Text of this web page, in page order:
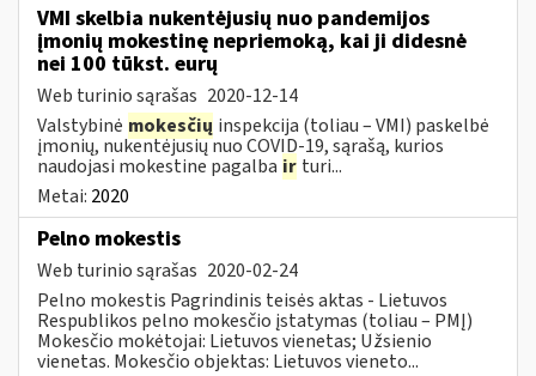
VMI skelbia nukentėjusių nuo pandemijos
įmonių mokestinę nepriemoką, kai ji didesnė
nei 100 tūkst. eurų
Web turinio sąrašas 2020-12-14
Valstybinė mokesčių inspekcija (toliau – VMI) paskelbė
įmonių, nukentėjusių nuo COVID-19, sąrašą, kurios
naudojasi mokestine pagalba ir turi...
Metai: 2020
Pelno mokestis
Web turinio sąrašas 2020-02-24
Pelno mokestis Pagrindinis teisės aktas - Lietuvos
Respublikos pelno mokesčio įstatymas (toliau – PMĮ)
Mokesčio mokėtojai: Lietuvos vienetas; Užsienio
vienetas. Mokesčio objektas: Lietuvos vieneto...